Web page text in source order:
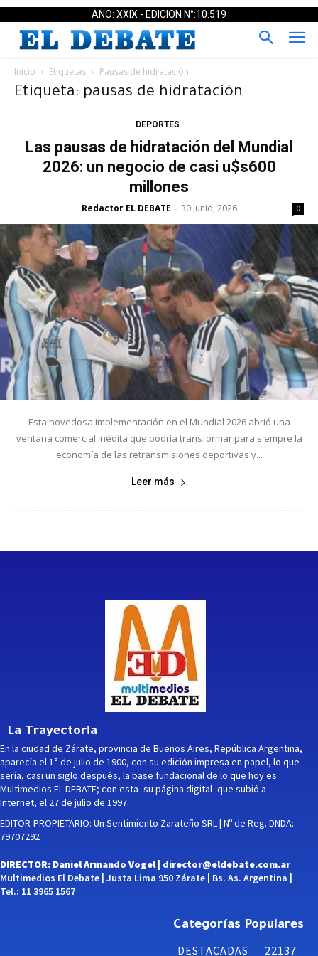
AÑO: XXIX - EDICION N°:10.519
Inicio Etiquetas Pausas de hidratación
Etiqueta: pausas de hidratación
DEPORTES
Las pausas de hidratación del Mundial
2026: un negocio de casi u$s600
millones
Redactor EL DEBATE - 30 junio, 2026 0
Esta novedosa implementación en el Mundial 2026 abrió una
ventana comercial inédita que podría transformar para siempre la
economía de las retransmisiones deportivas y...
Leer más
La Trayectoria
En la ciudad de Zárate, provincia de Buenos Aires, República Argentina,
aparecía el 1° de julio de 1900, con su edición impresa en papel, lo que
sería, casi un siglo después, la base fundacional de lo que hoy es
Multimedios EL DEBATE; con esta -su página digital- que subió a
Internet, el 27 de julio de 1997.
EDITOR-PROPIETARIO: Un Sentimiento Zarateño SRL | Nº de Reg. DNDA:
79707292
DIRECTOR: Daniel Armando Vogel | director@eldebate.com.ar
Multimedios El Debate | Justa Lima 950 Zárate | Bs. As. Argentina |
Tel.: 11 3965 1567
Categorías Populares
DESTACADAS
22137